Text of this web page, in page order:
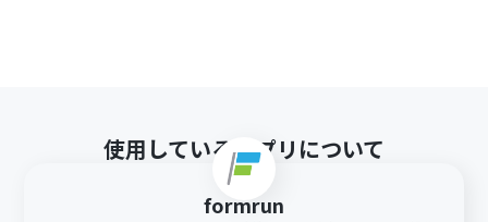
使用しているアプリについて
formrun